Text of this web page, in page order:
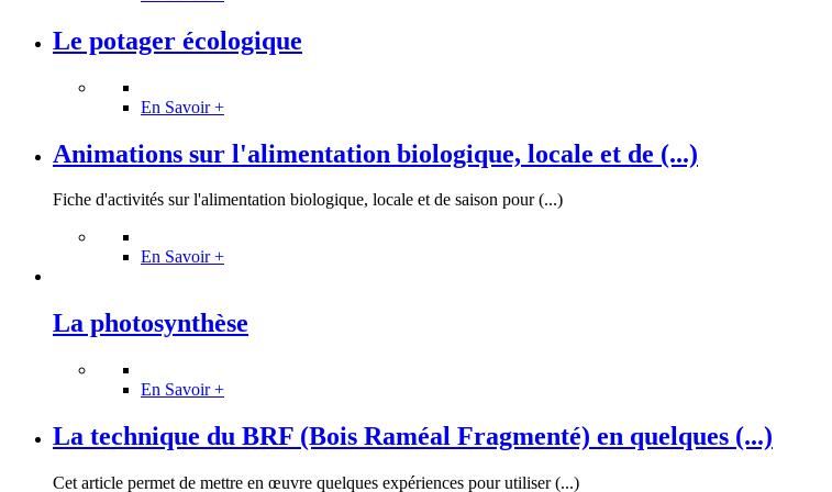
Le potager écologique
En Savoir +
Animations sur l'alimentation biologique, locale et de (...)
Fiche d'activités sur l'alimentation biologique, locale et de saison pour (...)
En Savoir +
La photosynthèse
En Savoir +
La technique du BRF (Bois Raméal Fragmenté) en quelques (...)
Cet article permet de mettre en œuvre quelques expériences pour utiliser (...)